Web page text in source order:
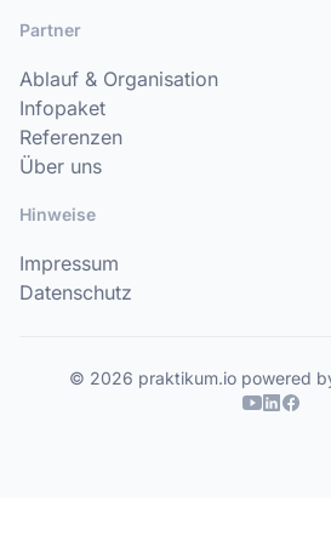
Partner
Ablauf & Organisation
Infopaket
Referenzen
Über uns
Hinweise
Impressum
Datenschutz
© 2026 praktikum.io powered